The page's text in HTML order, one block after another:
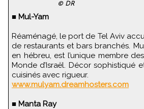
© DR
Mul-Yam
Réaménagé, le port de Tel Aviv
de restaurants et bars branchés.
en hébreu, est l’unique membre
Monde d’Israël. Décor sophistiqué
cuisinés avec rigueur.
www.mulyam.dreamhosters.com
■ Manta Ray